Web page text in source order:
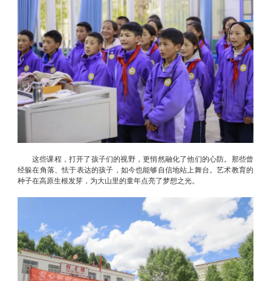
这些课程，打开了孩子们的视野，更悄然融化了他们的心防。那些曾
经躲在角落、怯于表达的孩子，如今也能够自信地站上舞台。艺术教育的
种子在高原生根发芽，为大山里的童年点亮了梦想之光。